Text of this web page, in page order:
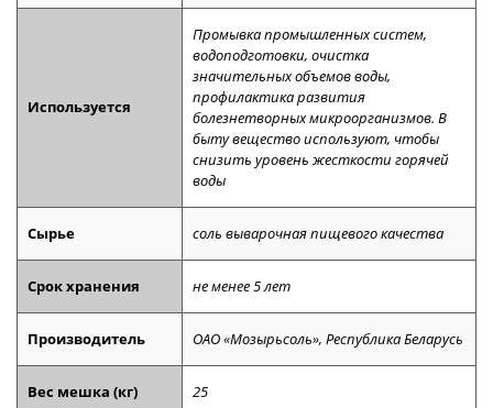
Используется
Промывка промышленных систем,
водоподготовки, очистка
значительных объемов воды,
профилактика развития
болезнетворных микроорганизмов. В
быту вещество используют, чтобы
снизить уровень жесткости горячей
воды
Сырье соль выварочная пищевого качества
Срок хранения не менее 5 лет
Производитель ОАО «Мозырьсоль», Республика Беларусь
Вес мешка (кг) 25